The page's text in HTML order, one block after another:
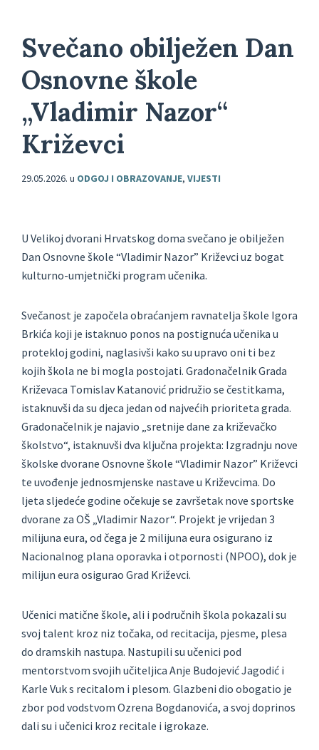
Svečano obilježen Dan
Osnovne škole
„Vladimir Nazor“
Križevci
29.05.2026. u ODGOJ I OBRAZOVANJE, VIJESTI
U Velikoj dvorani Hrvatskog doma svečano je obilježen
Dan Osnovne škole “Vladimir Nazor” Križevci uz bogat
kulturno-umjetnički program učenika.
Svečanost je započela obraćanjem ravnatelja škole Igora
Brkića koji je istaknuo ponos na postignuća učenika u
protekloj godini, naglasivši kako su upravo oni ti bez
kojih škola ne bi mogla postojati. Gradonačelnik Grada
Križevaca Tomislav Katanović pridružio se čestitkama,
istaknuvši da su djeca jedan od najvećih prioriteta grada.
Gradonačelnik je najavio „sretnije dane za križevačko
školstvo“, istaknuvši dva ključna projekta: Izgradnju nove
školske dvorane Osnovne škole “Vladimir Nazor” Križevci
te uvođenje jednosmjenske nastave u Križevcima. Do
ljeta sljedeće godine očekuje se završetak nove sportske
dvorane za OŠ „Vladimir Nazor“. Projekt je vrijedan 3
milijuna eura, od čega je 2 milijuna eura osigurano iz
Nacionalnog plana oporavka i otpornosti (NPOO), dok je
milijun eura osigurao Grad Križevci.
Učenici matične škole, ali i područnih škola pokazali su
svoj talent kroz niz točaka, od recitacija, pjesme, plesa
do dramskih nastupa. Nastupili su učenici pod
mentorstvom svojih učiteljica Anje Budojević Jagodić i
Karle Vuk s recitalom i plesom. Glazbeni dio obogatio je
zbor pod vodstvom Ozrena Bogdanovića, a svoj doprinos
dali su i učenici kroz recitale i igrokaze.